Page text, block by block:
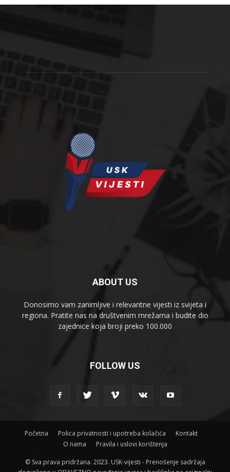
ABOUT US
Donosimo vam zanimljive i relevantne vijesti iz svijeta i
regiona. Pratite nas na društvenim mrežama i budite dio
zajednice koja broji preko 100.000
FOLLOW US
Početna Polica privatnosti i upotreba kolačića
Kontakt
O nama
Pravila i uslovi korištenja
© Sva prava pridržana. 2023. USK-vijesti - Prenošenje sadržaja